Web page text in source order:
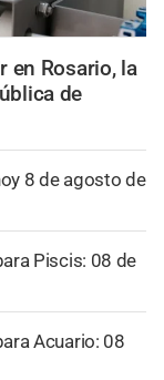
en Rosario, la
de
8 de agosto de
Piscis: 08 de
Acuario: 08